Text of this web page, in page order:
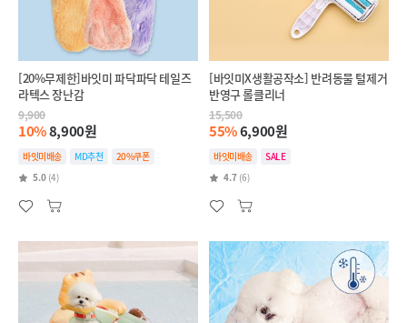
[20%무제한]바잇미 파닥파닥 테일즈
라텍스 장난감
9,900
10%8,900원
바잇미배송 MD추천
20%쿠폰
5.0 (4)
[바잇미X생활공작소] 반려동물 털제거
반영구 롤클리너
15,500
55%6,900원
바잇미배송
SALE
4.7 (6)